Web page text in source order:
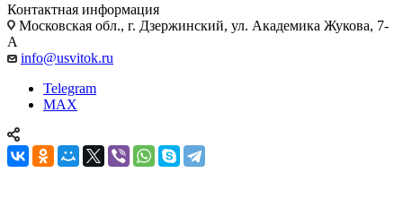
Контактная информация
Московская обл., г. Дзержинский, ул. Академика Жукова, 7-
А
info@usvitok.ru
Telegram
MAX